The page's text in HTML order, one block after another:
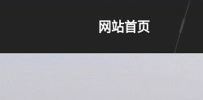
网站首页